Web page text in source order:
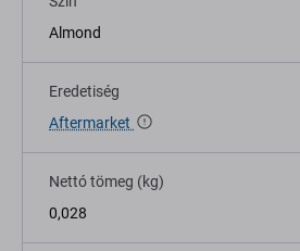
Almond
Eredetiség
Aftermarket
Nettó tömeg (kg)
0,028